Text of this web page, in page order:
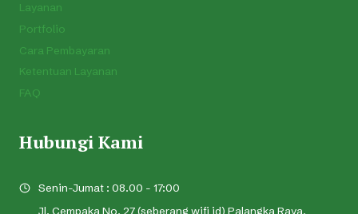
Layanan
Portfolio
Cara Pembayaran
Ketentuan Layanan
FAQ
Hubungi Kami
Senin-Jumat : 08.00 - 17:00
Jl. Cempaka No. 27 (seberang wifi id) Palangka Raya,